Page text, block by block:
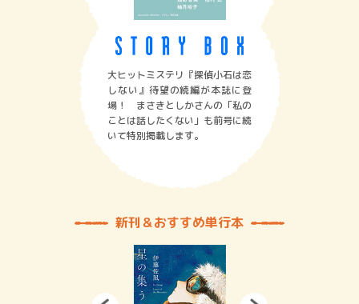
大ヒットミステリ『探偵小石は恋
しない』待望の続編が本誌に登
場！ まさきとしかさんの「私の
ことは話したくない」も前号に続
いて特別掲載します。
新刊＆おすすめ単行本